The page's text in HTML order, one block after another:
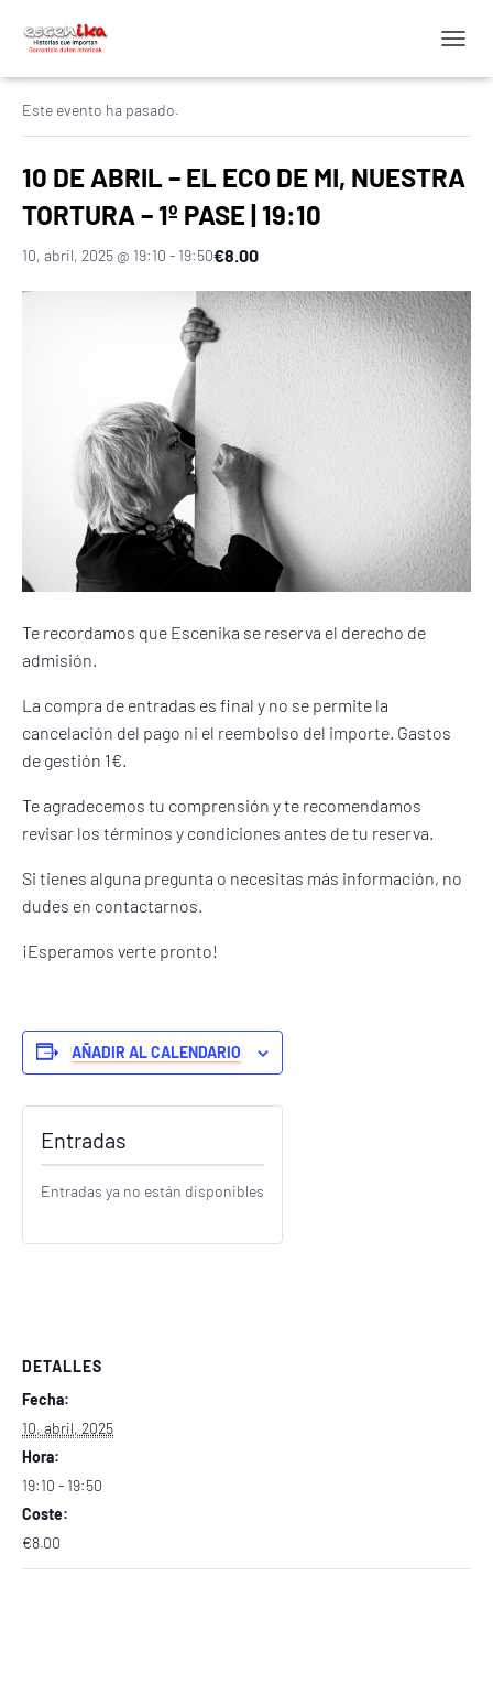
A
I
R
E
N
V
E
G
Ó
N
« Todos los Eventos
Este evento ha pasado.
10 DE ABRIL – EL ECO DE MI, NUESTRA
TORTURA – 1º PASE | 19:10
10, abril, 2025 @ 19:10 - 19:50€8.00
Te recordamos que Escenika se reserva el derecho de
admisión.
La compra de entradas es final y no se permite la
cancelación del pago ni el reembolso del importe. Gastos
de gestión 1€.
Te agradecemos tu comprensión y te recomendamos
revisar los términos y condiciones antes de tu reserva.
Si tienes alguna pregunta o necesitas más información, no
dudes en contactarnos.
¡Esperamos verte pronto!
AÑADIR AL CALENDARIO
DETALLES
Fecha:
10, abril, 2025
Hora:
19:10 - 19:50
Coste:
€8.00
Entradas
Entradas ya no están disponibles